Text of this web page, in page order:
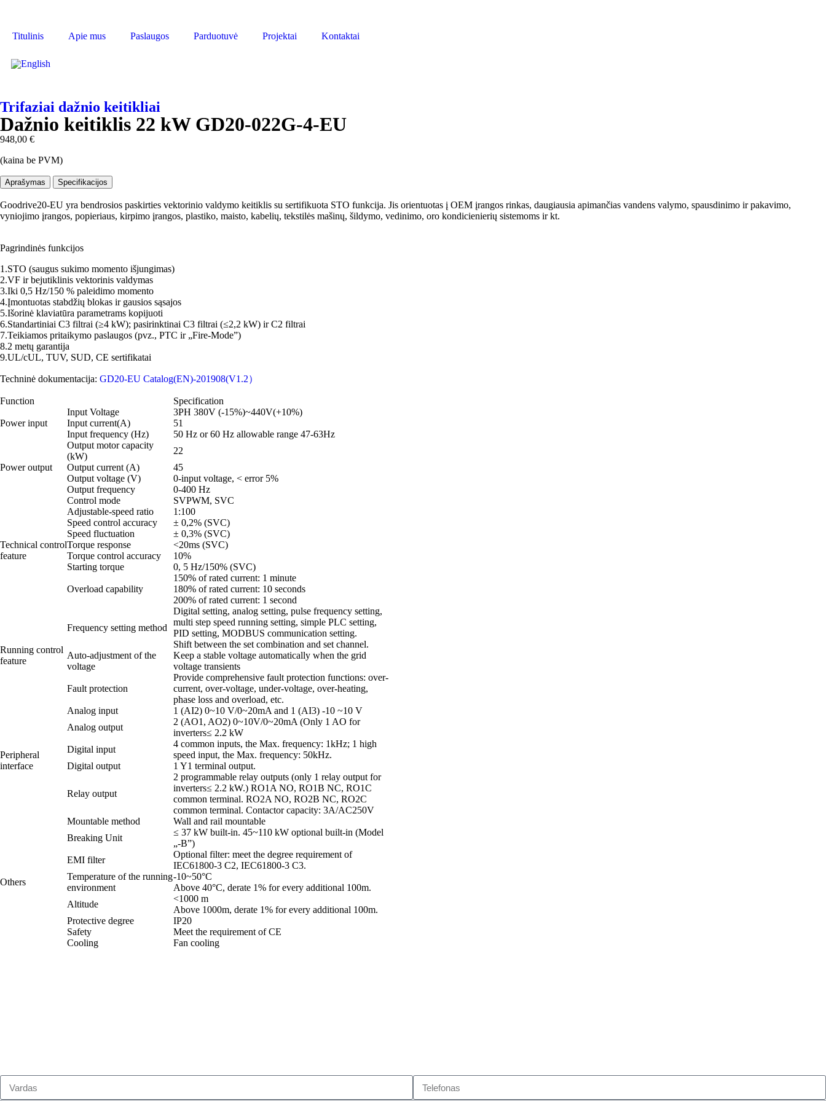
Titulinis Apie mus Paslaugos Parduotuvė Projektai Kontaktai
Trifaziai dažnio keitikliai
Dažnio keitiklis 22 kW GD20-022G-4-EU
948,00 €
(kaina be PVM)
Aprašymas Specifikacijos
Goodrive20-EU yra bendrosios paskirties vektorinio valdymo keitiklis su sertifikuota STO funkcija. Jis orientuotas į OEM įrangos rinkas, daugiausia apimančias vandens valymo, spausdinimo ir pakavimo,
vyniojimo įrangos, popieriaus, kirpimo įrangos, plastiko, maisto, kabelių, tekstilės mašinų, šildymo, vedinimo, oro kondicienierių sistemoms ir kt.
Pagrindinės funkcijos
1.STO (saugus sukimo momento išjungimas)
2.VF ir bejutiklinis vektorinis valdymas
3.Iki 0,5 Hz/150 % paleidimo momento
4.Įmontuotas stabdžių blokas ir gausios sąsajos
5.Išorinė klaviatūra parametrams kopijuoti
6.Standartiniai C3 filtrai (≥4 kW); pasirinktinai C3 filtrai (≤2,2 kW) ir C2 filtrai
7.Teikiamos pritaikymo paslaugos (pvz., PTC ir „Fire-Mode”)
8.2 metų garantija
9.UL/cUL, TUV, SUD, CE sertifikatai
Techninė dokumentacija: GD20-EU Catalog(EN)-201908(V1.2）
Function Specification
Power input
Input Voltage
3PH 380V (-15%)~440V(+10%)
Input current(A)
51
Input frequency (Hz)
50 Hz or 60 Hz allowable range 47-63Hz
Power output
Output motor capacity
(kW)
22
Output current (A)
45
Output voltage (V)
0-input voltage, < error 5%
Output frequency
0-400 Hz
Technical control
feature
Control mode
SVPWM, SVC
Adjustable-speed ratio
1:100
Speed control accuracy
± 0,2% (SVC)
Speed fluctuation
± 0,3% (SVC)
Torque response
<20ms (SVC)
Torque control accuracy
10%
Starting torque
0, 5 Hz/150% (SVC)
Overload capability
150% of rated current: 1 minute
180% of rated current: 10 seconds
200% of rated current: 1 second
Running control
feature
Frequency setting method
Digital setting, analog setting, pulse frequency setting,
multi step speed running setting, simple PLC setting,
PID setting, MODBUS communication setting.
Shift between the set combination and set channel.
Auto-adjustment of the
voltage
Keep a stable voltage automatically when the grid
voltage transients
Fault protection
Provide comprehensive fault protection functions: over-
current, over-voltage, under-voltage, over-heating,
phase loss and overload, etc.
Peripheral
interface
Analog input
1 (AI2) 0~10 V/0~20mA and 1 (AI3) -10 ~10 V
Analog output
2 (AO1, AO2) 0~10V/0~20mA (Only 1 AO for
inverters≤ 2.2 kW
Digital input
4 common inputs, the Max. frequency: 1kHz; 1 high
speed input, the Max. frequency: 50kHz.
Digital output
1 Y1 terminal output.
Relay output
2 programmable relay outputs (only 1 relay output for
inverters≤ 2.2 kW.) RO1A NO, RO1B NC, RO1C
common terminal. RO2A NO, RO2B NC, RO2C
common terminal. Contactor capacity: 3A/AC250V
Others
Mountable method
Wall and rail mountable
Breaking Unit
≤ 37 kW built-in. 45~110 kW optional built-in (Model
„-B”)
EMI filter
Optional filter: meet the degree requirement of
IEC61800-3 C2, IEC61800-3 C3.
Temperature of the running
environment
-10~50°C
Above 40°C, derate 1% for every additional 100m.
Altitude
<1000 m
Above 1000m, derate 1% for every additional 100m.
Protective degree
IP20
Safety
Meet the requirement of CE
Cooling
Fan cooling